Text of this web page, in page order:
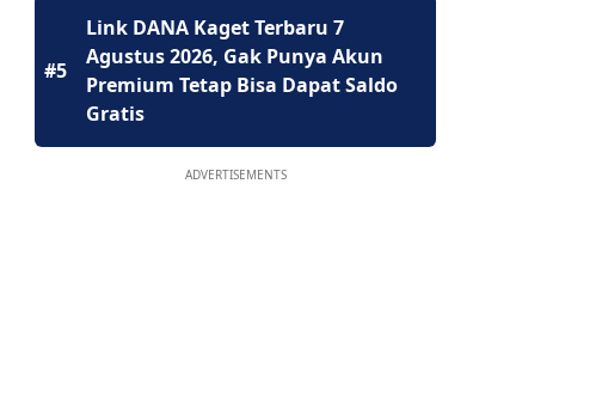
#5
Link DANA Kaget Terbaru 7
Agustus 2026, Gak Punya Akun
Premium Tetap Bisa Dapat Saldo
Gratis
ADVERTISEMENTS